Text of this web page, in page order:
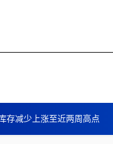
存减少上涨至近两周高点